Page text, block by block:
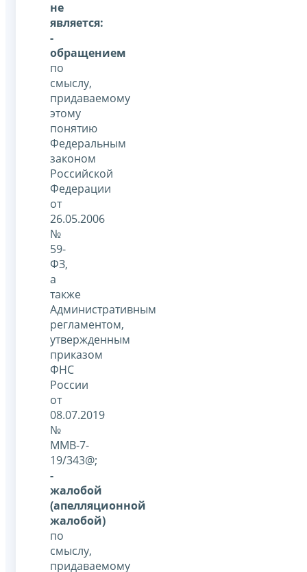
не
является:
-
обращением
по
смыслу,
придаваемому
этому
понятию
Федеральным
законом
Российской
Федерации
от
26.05.2006
№
59-
ФЗ,
а
также
Административным
регламентом,
утвержденным
приказом
ФНС
России
от
08.07.2019
№
ММВ-7-
19/343@;
-
жалобой
(апелляционной
жалобой)
по
смыслу,
придаваемому